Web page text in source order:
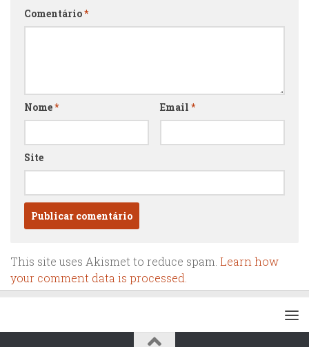
Comentário*
Nome* Email *
Site
This site uses Akismet to reduce spam. Learn how
your comment data is processed.